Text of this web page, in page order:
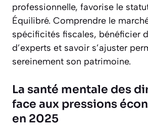
professionnelle, favorise le
Équilibré. Comprendre le
spécificités fiscales, bénéficier
d’experts et savoir s’ajuster
sereinement son patrimoine.
La santé mentale des
face aux pressions
en 2025